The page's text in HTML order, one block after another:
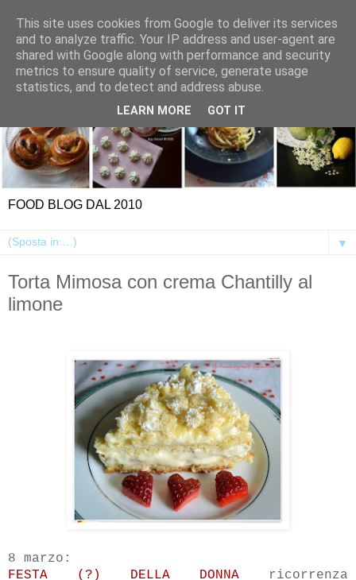
FOOD BLOG DAL 2010
▼
Torta Mimosa con crema Chantilly al
limone
8 marzo:
FESTA (?) DELLA DONNA ricorrenza
This site uses cookies from Google to deliver its services
and to analyze traffic. Your IP address and user-agent are
shared with Google along with performance and security
metrics to ensure quality of service, generate usage
statistics, and to detect and address abuse.
LEARN MORE GOT IT